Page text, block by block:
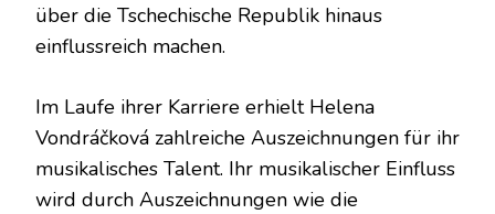
über die Tschechische Republik hinaus
einflussreich machen.
Im Laufe ihrer Karriere erhielt Helena
Vondráčková zahlreiche Auszeichnungen für ihr
musikalisches Talent. Ihr musikalischer Einfluss
wird durch Auszeichnungen wie die